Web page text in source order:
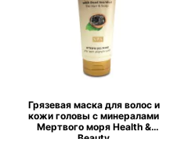
Грязевая маска для волос и
кожи головы с минералами
Мертвого моря Health &
Beauty